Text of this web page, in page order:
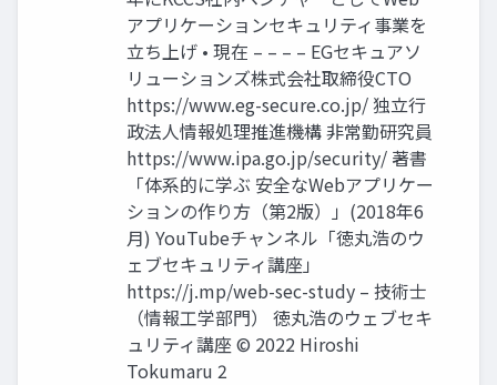
アプリケーションセキュリティ事業を
立ち上げ • 現在 – – – – EGセキュアソ
リューションズ株式会社取締役CTO
https://www.eg-secure.co.jp/ 独立行
政法人情報処理推進機構 非常勤研究員
https://www.ipa.go.jp/security/ 著書
「体系的に学ぶ 安全なWebアプリケー
ションの作り方（第2版）」(2018年6
月) YouTubeチャンネル「徳丸浩のウ
ェブセキュリティ講座」
https://j.mp/web-sec-study – 技術士
（情報工学部門） 徳丸浩のウェブセキ
ュリティ講座 © 2022 Hiroshi
Tokumaru 2